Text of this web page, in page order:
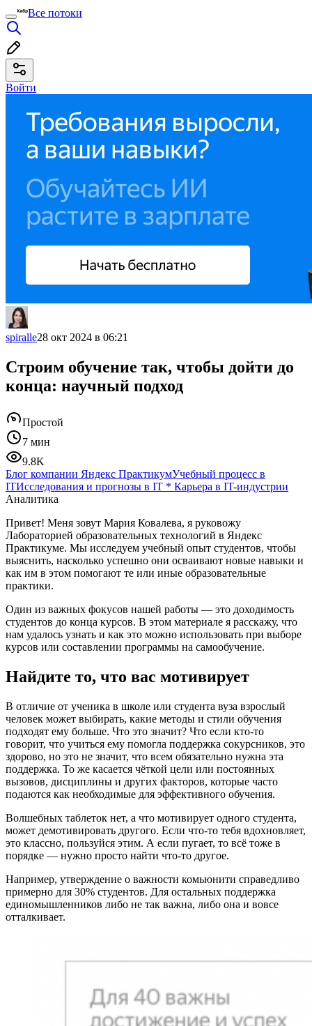
Все потоки
Войти
spiralle28 окт 2024 в 06:21
Строим обучение так, чтобы дойти до
конца: научный подход
Простой
7 мин
9.8K
Блог компании Яндекс ПрактикумУчебный процесс в
ITИсследования и прогнозы в IT * Карьера в IT-индустрии
Аналитика
Привет! Меня зовут Мария Ковалева, я руковожу
Лабораторией образовательных технологий в Яндекс
Практикуме. Мы исследуем учебный опыт студентов, чтобы
выяснить, насколько успешно они осваивают новые навыки и
как им в этом помогают те или иные образовательные
практики.
Один из важных фокусов нашей работы — это доходимость
студентов до конца курсов. В этом материале я расскажу, что
нам удалось узнать и как это можно использовать при выборе
курсов или составлении программы на самообучение.
Найдите то, что вас мотивирует
В отличие от ученика в школе или студента вуза взрослый
человек может выбирать, какие методы и стили обучения
подходят ему больше. Что это значит? Что если кто-то
говорит, что учиться ему помогла поддержка сокурсников, это
здорово, но это не значит, что всем обязательно нужна эта
поддержка. То же касается чёткой цели или постоянных
вызовов, дисциплины и других факторов, которые часто
подаются как необходимые для эффективного обучения.
Волшебных таблеток нет, а что мотивирует одного студента,
может демотивировать другого. Если что-то тебя вдохновляет,
это классно, пользуйся этим. А если пугает, то всё тоже в
порядке — нужно просто найти что-то другое.
Например, утверждение о важности комьюнити справедливо
примерно для 30% студентов. Для остальных поддержка
единомышленников либо не так важна, либо она и вовсе
отталкивает.